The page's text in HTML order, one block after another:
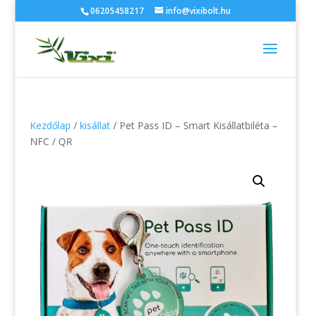
06205458217 info@vixibolt.hu
Kezdőlap / kisállat/ Pet Pass ID – Smart Kisállatbiléta –
NFC / QR